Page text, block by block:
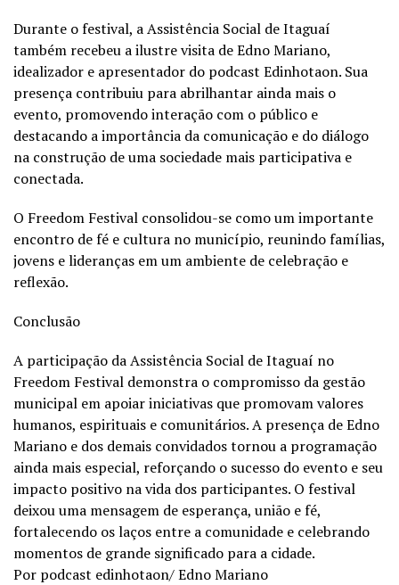
Durante o festival, a Assistência Social de Itaguaí
também recebeu a ilustre visita de Edno Mariano,
idealizador e apresentador do podcast Edinhotaon. Sua
presença contribuiu para abrilhantar ainda mais o
evento, promovendo interação com o público e
destacando a importância da comunicação e do diálogo
na construção de uma sociedade mais participativa e
conectada.
O Freedom Festival consolidou-se como um importante
encontro de fé e cultura no município, reunindo famílias,
jovens e lideranças em um ambiente de celebração e
reflexão.
Conclusão
A participação da Assistência Social de Itaguaí no
Freedom Festival demonstra o compromisso da gestão
municipal em apoiar iniciativas que promovam valores
humanos, espirituais e comunitários. A presença de Edno
Mariano e dos demais convidados tornou a programação
ainda mais especial, reforçando o sucesso do evento e seu
impacto positivo na vida dos participantes. O festival
deixou uma mensagem de esperança, união e fé,
fortalecendo os laços entre a comunidade e celebrando
momentos de grande significado para a cidade.
Por podcast edinhotaon/ Edno Mariano